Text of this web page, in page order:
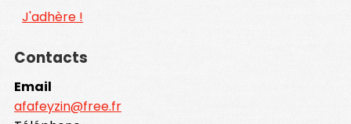
J'adhère !
Contacts
Email
afafeyzin@free.fr